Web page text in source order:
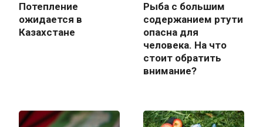
Потепление
ожидается в
Казахстане
Рыба с большим
содержанием ртути
опасна для
человека. На что
стоит обратить
внимание?